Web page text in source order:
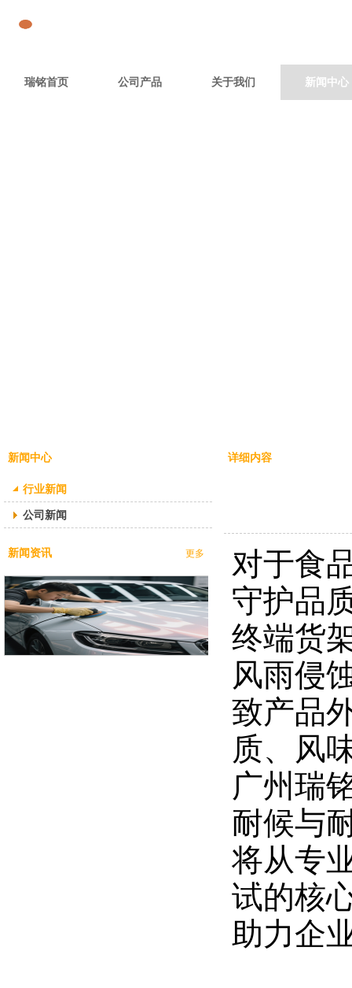
瑞铭首页 公司产品 关于我们 新闻中心
新闻中心
行业新闻
公司新闻
新闻资讯 更多
S
T
M
D
7
8
6
9
与
S
A
E
J
2
5
2
7
A
T
M
D
8
6
是
专
交
通
涂
料
计
的
详细内容
对于食
守护品
终端货
风雨侵
致产品
质、风
广州瑞
耐候与
将从专
试的核
助力企